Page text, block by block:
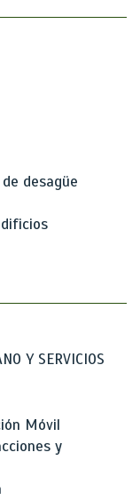
desagüe
Y SERVICIOS
Móvil
y